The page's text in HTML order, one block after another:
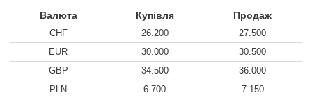
Валюта Купівля Продаж
CHF 26.200
27.500
EUR
30.000
30.500
GBP
34.500
36.000
PLN
6.700
7.150